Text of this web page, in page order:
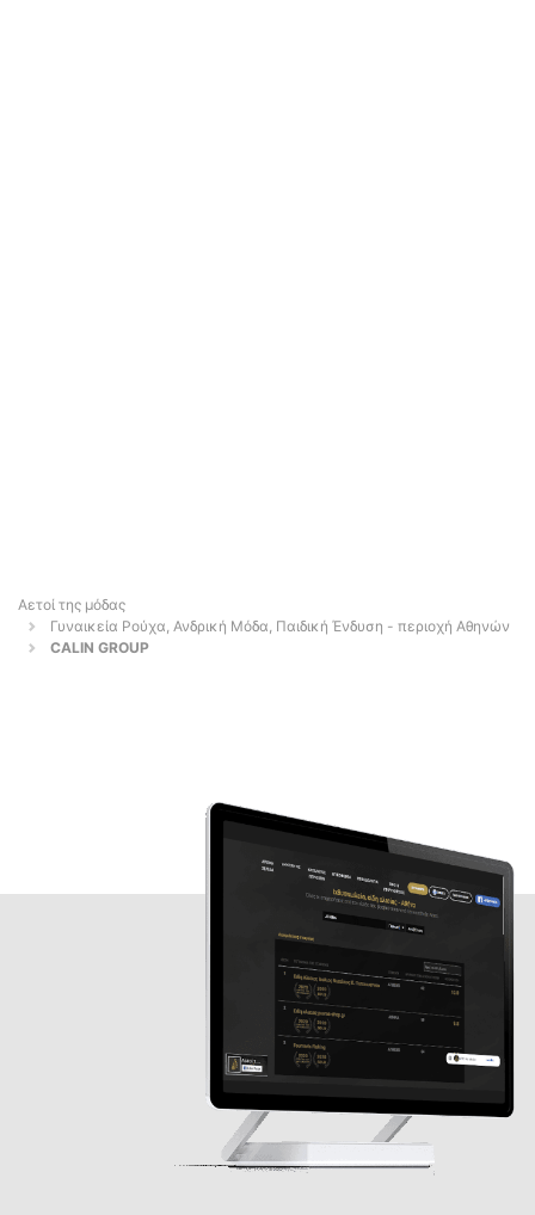
Αετοί της μόδας
Γυναικεία Ρούχα, Ανδρική Μόδα, Παιδική Ένδυση - περιοχή Αθηνών
CALIN GROUP